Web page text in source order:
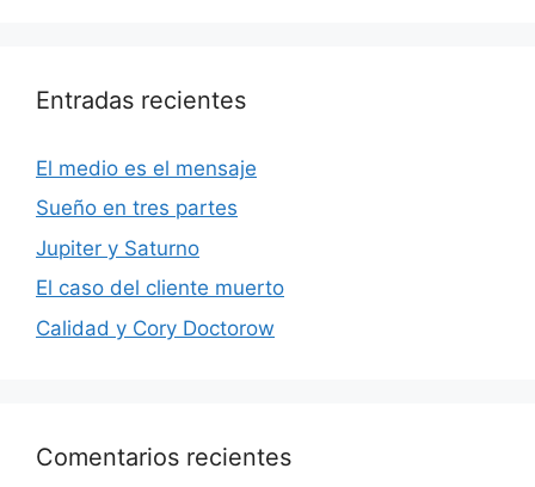
Entradas recientes
El medio es el mensaje
Sueño en tres partes
Jupiter y Saturno
El caso del cliente muerto
Calidad y Cory Doctorow
Comentarios recientes